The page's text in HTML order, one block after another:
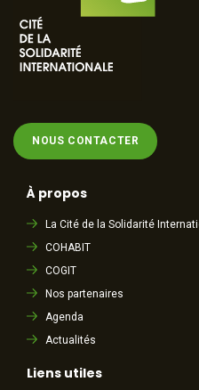
NOUS CONTACTER
À propos
La Cité de la Solidarité
COHABIT
COGIT
Nos partenaires
Agenda
Actualités
Liens utiles